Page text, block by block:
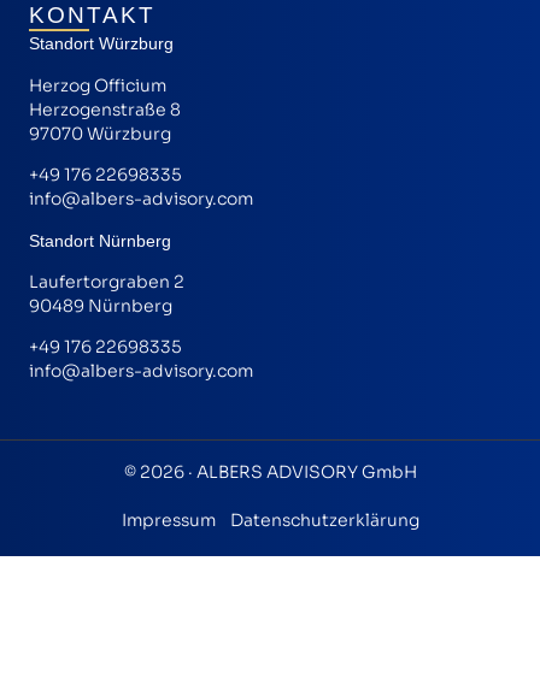
KONTAKT
Standort Würzburg
Herzog Officium
Herzogenstraße 8
97070 Würzburg
+49 176 22698335
info@albers-advisory.com
Standort Nürnberg
Laufertorgraben 2
90489 Nürnberg
+49 176 22698335
info@albers-advisory.com
© 2026 · ALBERS ADVISORY GmbH
Impressum Datenschutzerklärung